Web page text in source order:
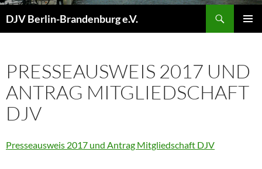
DJV Berlin-Brandenburg e.V.
PRESSEAUSWEIS 2017 UND
ANTRAG MITGLIEDSCHAFT
DJV
Presseausweis 2017 und Antrag Mitgliedschaft DJV